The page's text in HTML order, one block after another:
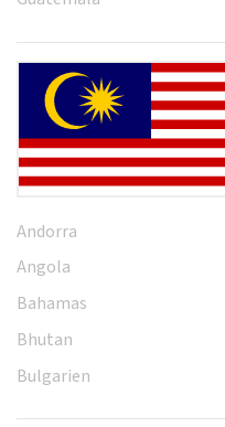
Andorra
Angola
Bahamas
Bhutan
Bulgarien